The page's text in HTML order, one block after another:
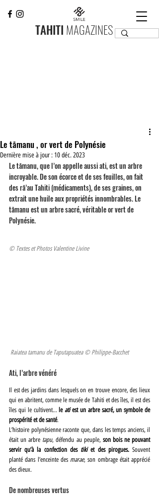
TAHITI MAGAZINES
Le tāmanu , or vert de Polynésie
Dernière mise à jour : 10 déc. 2023
Le tāmanu, que l’on appelle aussi ati, est un arbre
incroyable. De son écorce et de ses feuilles, on fait
des rā’au Tahiti (médicaments), de ses graines, on
extrait une huile aux propriétés innombrables. Le
tāmanu est un arbre sacré, véritable or vert de
Polynésie.
© Textes et Photos Valentine Livine
Raiatea tamanu de Taputapuatea © Philippe-Bacchet
Ati, l’arbre vénéré
Il est des jardins dans lesquels on en trouve encore, des lieux
qui en abritent, comme le musée de Tahiti et des îles, il est des
îles qui le cultivent… le ati est un arbre sacré, un symbole de
prospérité et de santé.
L’histoire polynésienne raconte que, dans les temps anciens, il
était un arbre tapu, défendu au peuple, son bois ne pouvant
servir qu’à la confection des tiki et des pirogues. Souvent
planté dans l’enceinte des marae, son ombrage était apprécié
des dieux.
De nombreuses vertus